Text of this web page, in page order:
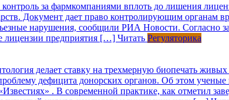
за фармкомпаниями вплоть до лишения
Документ дает право контролирующим органам
нарушения, сообщили РИА Новости. Согласно
лицензии предприятия […] Читать Регуляторика
делает ставку на трехмерную биопечать живых
дефицита донорских органов. Об этом
. В современной практике, как отметил